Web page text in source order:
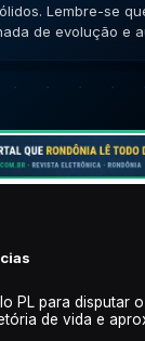
se que cada
de evolução e
PL para disputar
de vida e